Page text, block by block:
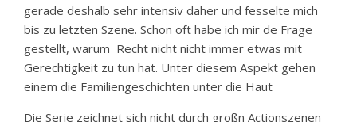
gerade deshalb sehr intensiv daher und fesselte mich
bis zu letzten Szene. Schon oft habe ich mir de Frage
gestellt, warum Recht nicht nicht immer etwas mit
Gerechtigkeit zu tun hat. Unter diesem Aspekt gehen
einem die Familiengeschichten unter die Haut
Die Serie zeichnet sich nicht durch großn Actionszenen